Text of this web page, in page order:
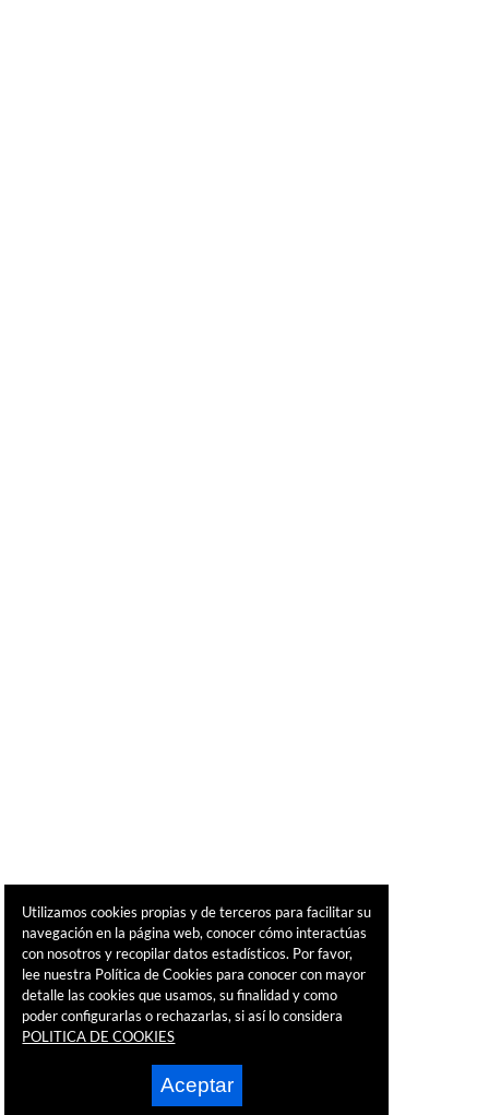
Utilizamos cookies propias y de terceros para facilitar su
navegación en la página web, conocer cómo interactúas
con nosotros y recopilar datos estadísticos. Por favor,
lee nuestra Política de Cookies para conocer con mayor
detalle las cookies que usamos, su finalidad y como
poder configurarlas o rechazarlas, si así lo considera
POLITICA DE COOKIES
Aceptar